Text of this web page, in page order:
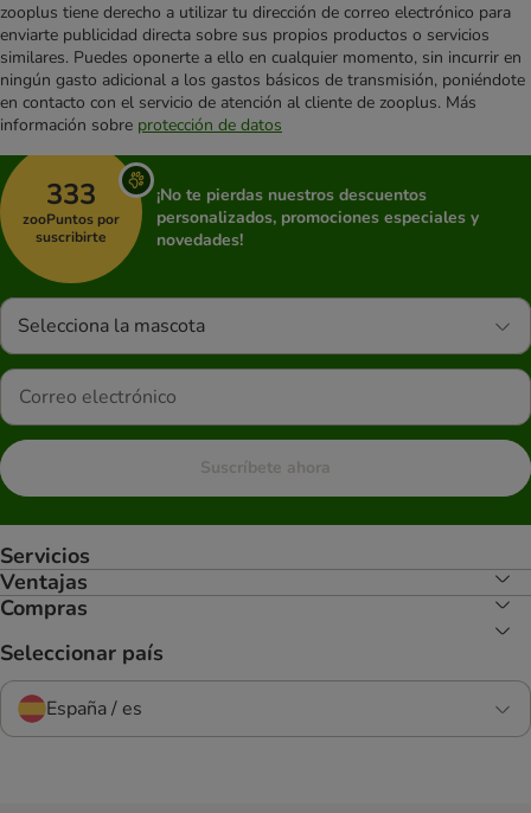
zooplus tiene derecho a utilizar tu dirección de correo electrónico para
enviarte publicidad directa sobre sus propios productos o servicios
similares. Puedes oponerte a ello en cualquier momento, sin incurrir en
ningún gasto adicional a los gastos básicos de transmisión, poniéndote
en contacto con el servicio de atención al cliente de zooplus. Más
información sobre protección de datos
333
zooPuntos por
suscribirte
¡No te pierdas nuestros descuentos
personalizados, promociones especiales y
novedades!
Selecciona la mascota
Suscríbete ahora
Servicios
Ventajas
Compras
Seleccionar país
España / es